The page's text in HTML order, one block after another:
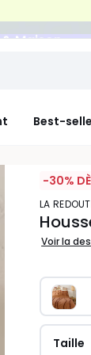
Maison
Best-
-30%
LA
Voir la
Taille